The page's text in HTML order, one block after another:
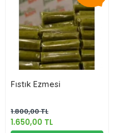
Fıstık Ezmesi
1.800,00 TL
1.650,00 TL